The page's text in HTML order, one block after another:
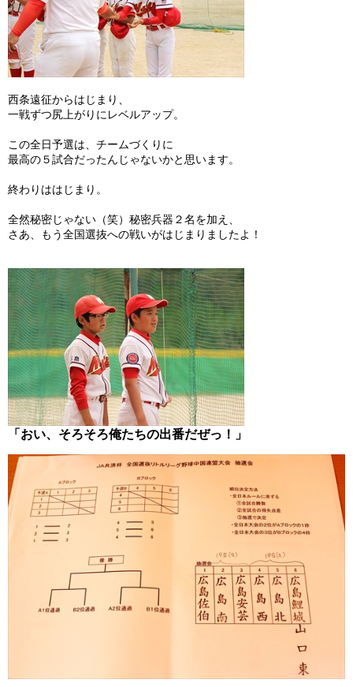
西条遠征からはじまり、
一戦ずつ尻上がりにレベルアップ。
この全日予選は、チームづくりに
最高の５試合だったんじゃないかと思います。
終わりははじまり。
全然秘密じゃない（笑）秘密兵器２名を加え、
さあ、もう全国選抜への戦いがはじまりましたよ！
「おい、そろそろ俺たちの出番だぜっ！ 」